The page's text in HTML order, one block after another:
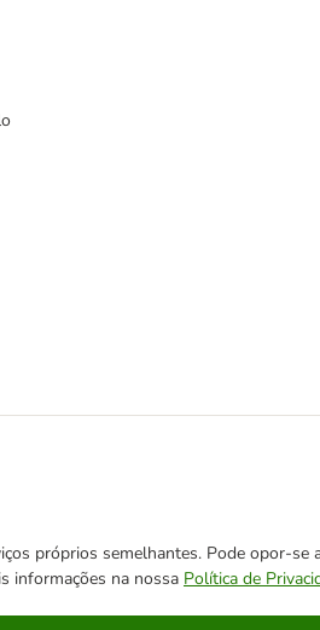
próprios semelhantes. Pode opor-
informações na nossa Política de